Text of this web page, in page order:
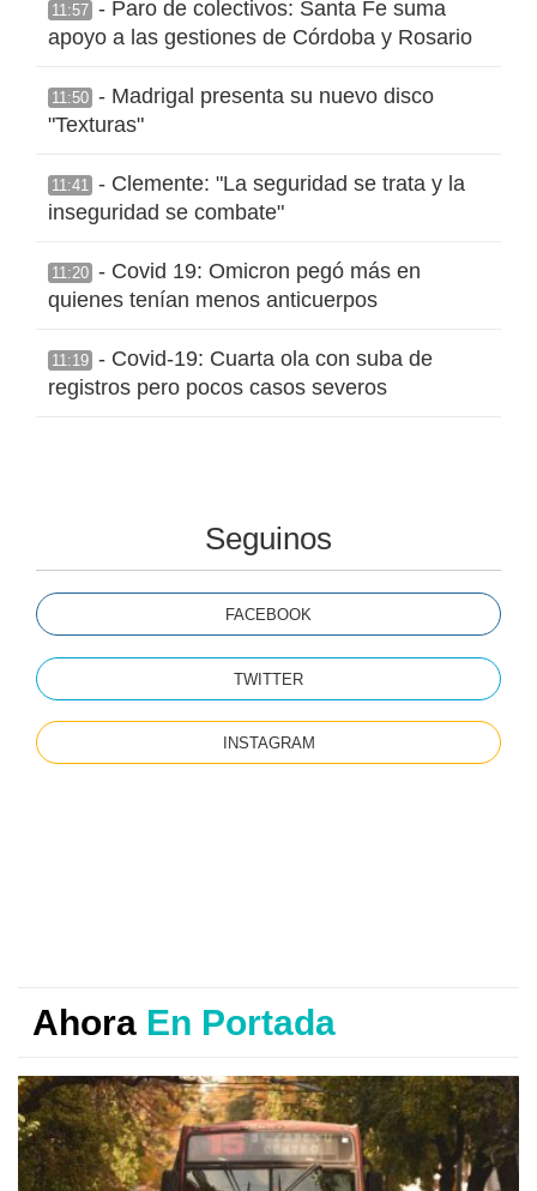
11:57 - Paro de colectivos: Santa Fe suma
apoyo a las gestiones de Córdoba y Rosario
11:50 - Madrigal presenta su nuevo disco
"Texturas"
11:41
- Clemente: "La seguridad se trata y la
inseguridad se combate"
11:20 - Covid 19: Omicron pegó más en
quienes tenían menos anticuerpos
11:19 - Covid-19: Cuarta ola con suba de
registros pero pocos casos severos
Seguinos
FACEBOOK
TWITTER
INSTAGRAM
Ahora En Portada